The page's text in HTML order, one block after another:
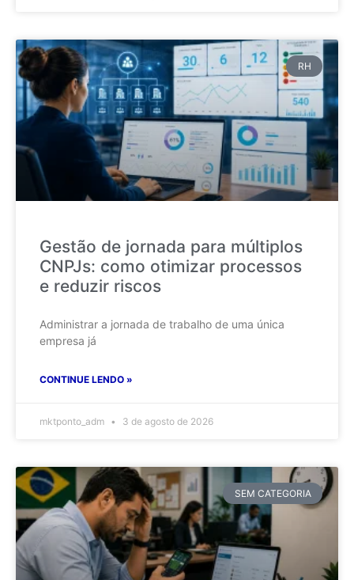
RH
Gestão de jornada para múltiplos
CNPJs: como otimizar processos
e reduzir riscos
Administrar a jornada de trabalho de uma única
empresa já
CONTINUE LENDO »
mktponto_adm 3 de agosto de 2026
SEM CATEGORIA